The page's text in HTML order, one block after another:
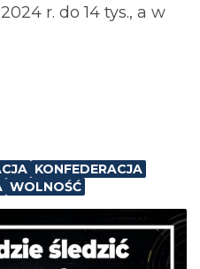
r. do 14 tys., a w
KONFEDERACJA
WOLNOŚĆ